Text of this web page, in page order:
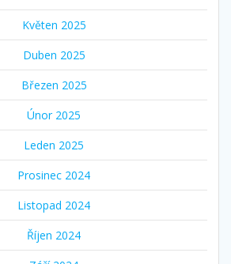
Květen 2025
Duben 2025
Březen 2025
Únor 2025
Leden 2025
Prosinec 2024
Listopad 2024
Říjen 2024